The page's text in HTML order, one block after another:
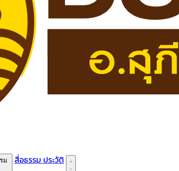
สื่อธรรม ประวัติ